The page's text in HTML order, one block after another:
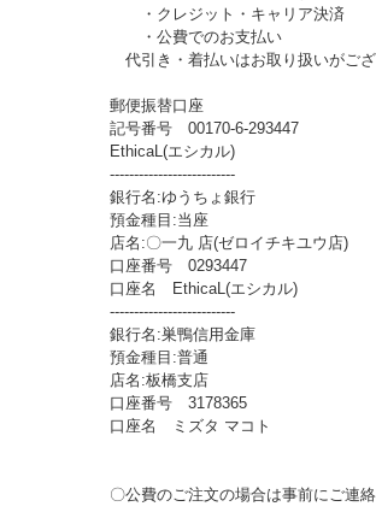
・クレジット・キャリア決済
・公費でのお支払い
代引き・着払いはお取り扱いがご
郵便振替口座
記号番号 00170-6-293447
EthicaL(エシカル)
--------------------------
銀行名:ゆうちょ銀行
預金種目:当座
店名:〇一九 店(ゼロイチキユウ店)
口座番号 0293447
口座名 EthicaL(エシカル)
--------------------------
銀行名:巣鴨信用金庫
預金種目:普通
店名:板橋支店
口座番号 3178365
口座名 ミズタ マコト
〇公費のご注文の場合は事前にご連